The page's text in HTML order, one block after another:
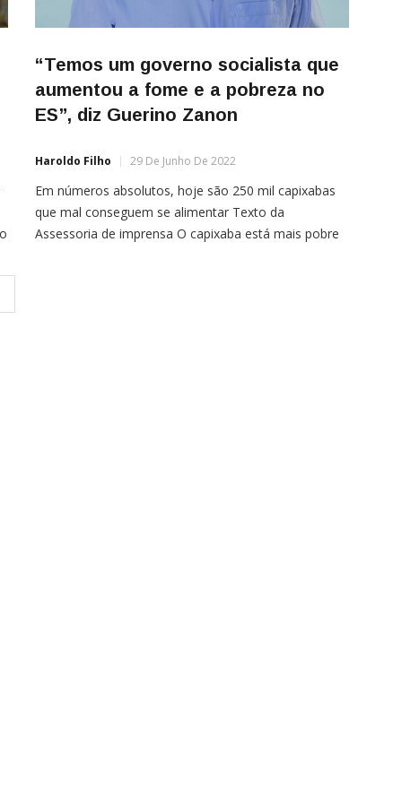
“Temos um governo socialista que
aumentou a fome e a pobreza no
ES”, diz Guerino Zanon
Haroldo Filho 29 De Junho De 2022
Em números absolutos, hoje são 250 mil capixabas
que mal conseguem se alimentar Texto da
Assessoria de imprensa O capixaba está mais pobre